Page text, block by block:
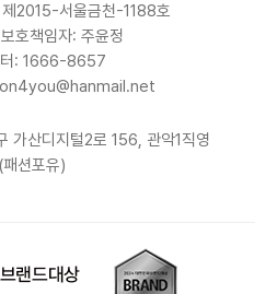
2015-서울금천-1188호
호책임자: 주윤정
터: 1666-8657
가산디지털2로 156, 관악1직영
(패션포유)